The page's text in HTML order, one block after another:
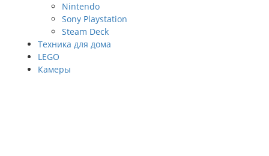
Nintendo
Sony Playstation
Steam Deck
Техника для дома
LEGO
Камеры